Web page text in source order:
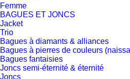
Femme
BAGUES ET JONCS
Jacket
Trio
Bagues à diamants & alliances
Bagues à pierres de couleurs
Bagues fantaisies
Joncs semi-éternité & éternité
Joncs